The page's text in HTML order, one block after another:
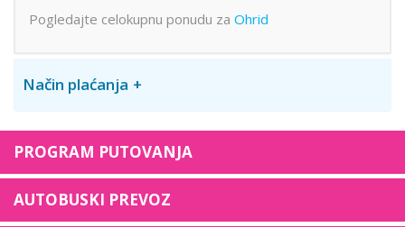
Pogledajte celokupnu ponudu za Ohrid
Način plaćanja
PROGRAM PUTOVANJA
AUTOBUSKI PREVOZ